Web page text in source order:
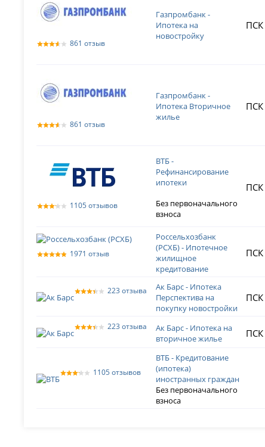
861 отзыв
Газпромбанк -
Ипотека на
новостройку
ПСК
861 отзыв
Газпромбанк -
Ипотека Вторичное
жилье
ПСК
1105 отзывов
ВТБ -
Рефинансирование
ипотеки
Без первоначального
взноса
ПСК
1971 отзыв
Россельхозбанк
(РСХБ) - Ипотечное
жилищное
кредитование
ПСК
223 отзыва
Ак Барс - Ипотека
Перспектива на
покупку новостройки
ПСК
223 отзыва
Ак Барс - Ипотека на
вторичное жилье
ПСК
1105 отзывов
ВТБ - Кредитование
(ипотека)
иностранных граждан
Без первоначального
взноса